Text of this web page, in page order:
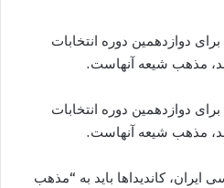
که برای دوازدهمین دوره انتخابات
مذهب شیعه آنهاست.
که برای دوازدهمین دوره انتخابات
مذهب شیعه آنهاست.
قانون اساسی ایران، کاندیداها باید به “مذهب